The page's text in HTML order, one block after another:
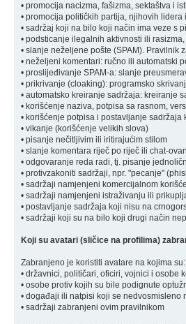
• promocija nacizma, fašizma, sektaštva i
• promocija političkih partija, njihovih lidera
• sadržaj koji na bilo koji način ima veze s
• podsticanje ilegalnih aktivnosti ili
• slanje neželjene pošte (SPAM).
• neželjeni komentari: ručno ili automatski
• proslijeđivanje SPAM-a: slanje
• prikrivanje (cloaking): programsko
• automatsko kreiranje sadržaja: kreiranje
• korišćenje naziva, potpisa sa rasnom,
• korišćenje potpisa i postavljanje
• vikanje (korišćenje velikih slova)
• pisanje nečitljivim ili iritirajućim stilom
• slanje komentara riječ po riječ ili chat-
• odgovaranje reda radi, tj. pisanje
• protivzakoniti sadržaji, npr. "pecanje"
• sadržaji namjenjeni komercijalnom
• sadržaji namjenjeni istraživanju ili
• postavljanje sadržaja koji nisu na
• sadržaji koji su na bilo koji drugi način
Koji su avatari (sličice na profilima)
Zabranjeno je koristiti avatare na kojima su:
• državnici, političari, oficiri, vojnici i osobe
• osobe protiv kojih su bile podignute
• događaji ili natpisi koji se nedvosmisleno
• sadržaji zabranjeni ovim pravilnikom